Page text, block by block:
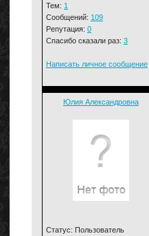
Тем: 1
Сообщений: 109
Репутация: 0
Спасибо сказали раз: 3
Написать личное сообщение
Юлия Александровна
Статус: Пользователь